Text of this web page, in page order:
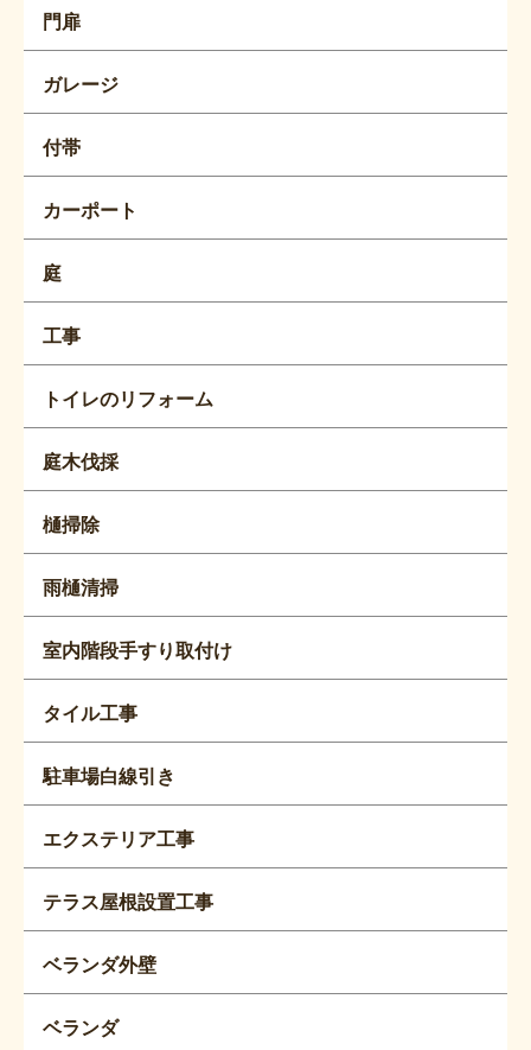
門扉
ガレージ
付帯
カーポート
庭
工事
トイレのリフォーム
庭木伐採
樋掃除
雨樋清掃
室内階段手すり取付け
タイル工事
駐車場白線引き
エクステリア工事
テラス屋根設置工事
ベランダ外壁
ベランダ